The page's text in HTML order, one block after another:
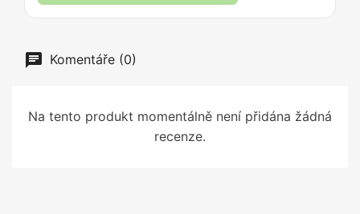
Komentáře (0)
Na tento produkt momentálně není přidána žádná
recenze.